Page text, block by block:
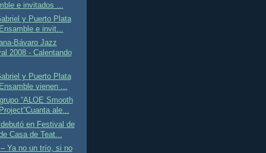
e invitados ...
y Puerto Plata
e invit...
Bávaro Jazz
2008 - Calentando
y Puerto Plata
vienen ...
“ALOE Smooth
ale...
en Festival de
Casa de Teat...
Ya no un trío, si no